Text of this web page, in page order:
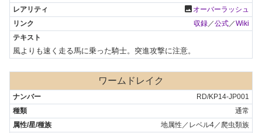
photo オーバーラッシュ
収録 ／公式 ／Wiki
風よりも速く走る馬に乗った騎士。突進攻撃に注意。
ワームドレイク
RD/KP14-JP001
通常
地属性／レベル4／爬虫類族